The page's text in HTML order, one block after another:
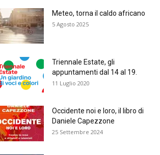
Meteo, torna il caldo africano
5 Agosto 2025
Triennale Estate, gli
appuntamenti dal 14 al 19.
11 Luglio 2020
Occidente noi e loro, il libro di
Daniele Capezzone
25 Settembre 2024